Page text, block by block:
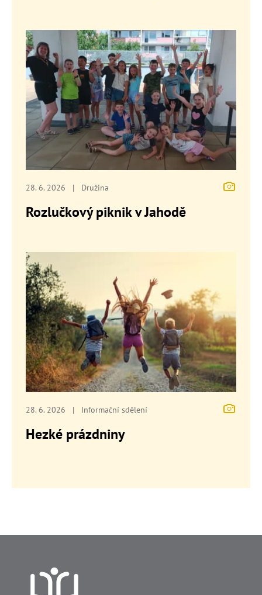
28. 6. 2026 | Družina
Rozlučkový piknik v Jahodě
28. 6. 2026 | Informační sdělení
Hezké prázdniny